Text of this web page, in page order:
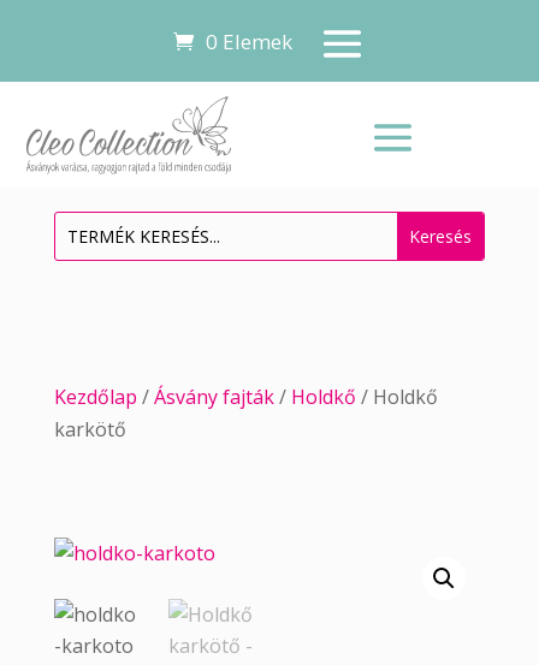
0 Elemek
Kezdőlap /Ásvány fajták/ Holdkő / Holdkő
karkötő